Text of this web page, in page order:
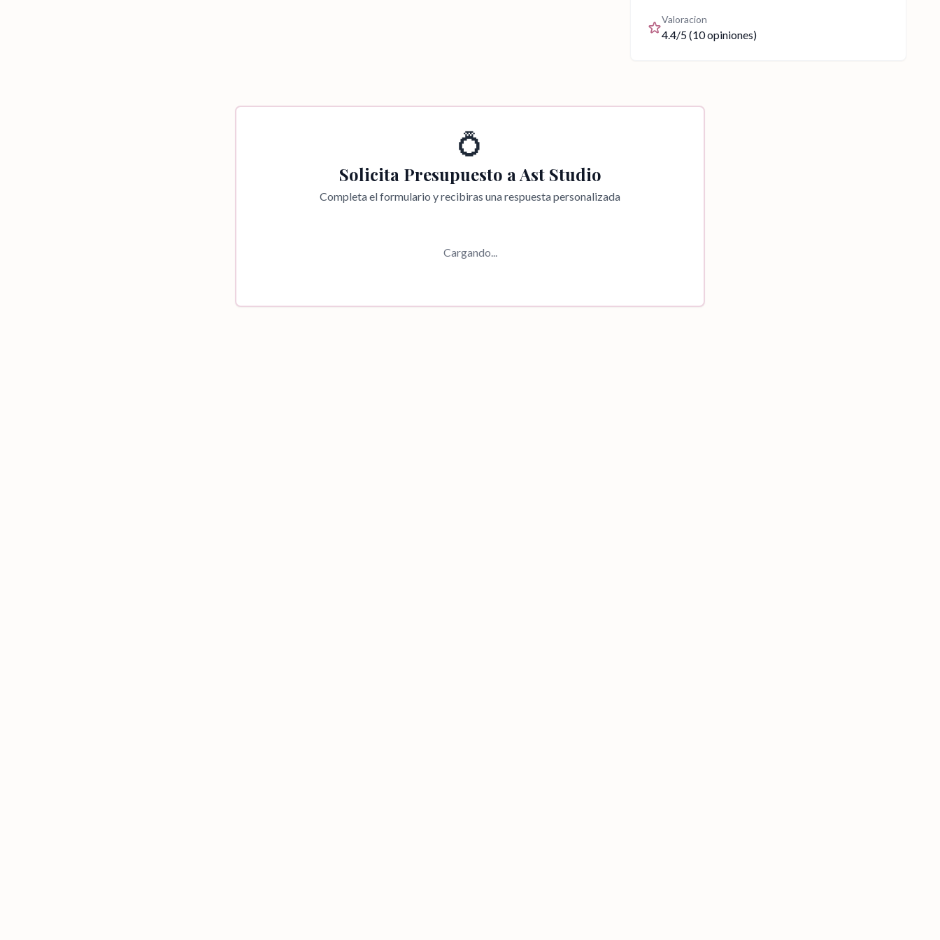
Valoracion
4.4/5 (10opiniones)
💍
Solicita Presupuesto aAst Studio
Completa el formulario y recibiras una respuesta personalizada
Cargando...